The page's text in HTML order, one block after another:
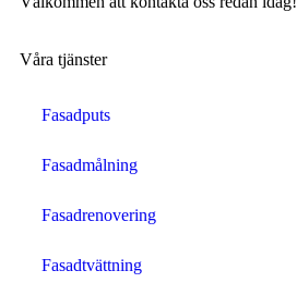
Våra tjänster
Fasadputs
Fasadmålning
Fasadrenovering
Fasadtvättning